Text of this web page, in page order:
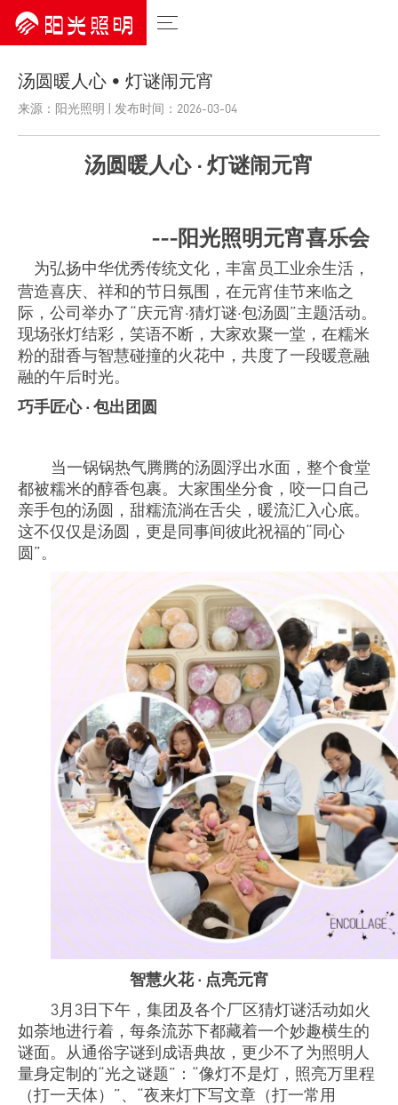
汤圆暖人心 • 灯谜闹元宵
来源：阳光照明 | 发布时间：2026-03-04
汤圆暖人心· 灯谜闹元宵
---阳光照明元宵喜乐会
为弘扬中华优秀传统文化，丰富员工业余生活，
营造喜庆、祥和的节日氛围，在元宵佳节来临之
际，公司举办了“庆元宵·猜灯谜·包汤圆”主题活动。
现场张灯结彩，笑语不断，大家欢聚一堂，在糯米
粉的甜香与智慧碰撞的火花中，共度了一段暖意融
融的午后时光。
巧手匠心· 包出团圆
当一锅锅热气腾腾的汤圆浮出水面，整个食堂
都被糯米的醇香包裹。大家围坐分食，咬一口自己
亲手包的汤圆，甜糯流淌在舌尖，暖流汇入心底。
这不仅仅是汤圆，更是同事间彼此祝福的“同心
圆”。
智慧火花· 点亮元宵
3月 3日下午，集团及各个厂区猜灯谜活动如火
如荼地进行着，每条流苏下都藏着一个妙趣横生的
谜面。从通俗字谜到成语典故，更少不了为照明人
量身定制的“光之谜题” ： “像灯不是灯，照亮万里程
（打一天体） ”、 “夜来灯下写文章（打一常用